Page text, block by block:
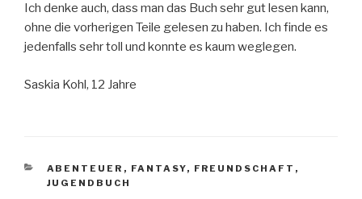
Ich denke auch, dass man das Buch sehr gut lesen kann,
ohne die vorherigen Teile gelesen zu haben. Ich finde es
jedenfalls sehr toll und konnte es kaum weglegen.
Saskia Kohl, 12 Jahre
KATEGORIEN
ABENTEUER , FANTASY, FREUNDSCHAFT ,
JUGENDBUCH